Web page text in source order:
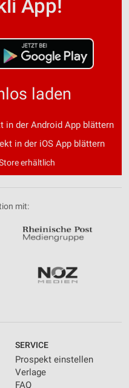
App!
laden
der Android App blättern
in der iOS App blättern
erhältlich
mit:
SERVICE
Prospekt einstellen
Verlage
FAQ